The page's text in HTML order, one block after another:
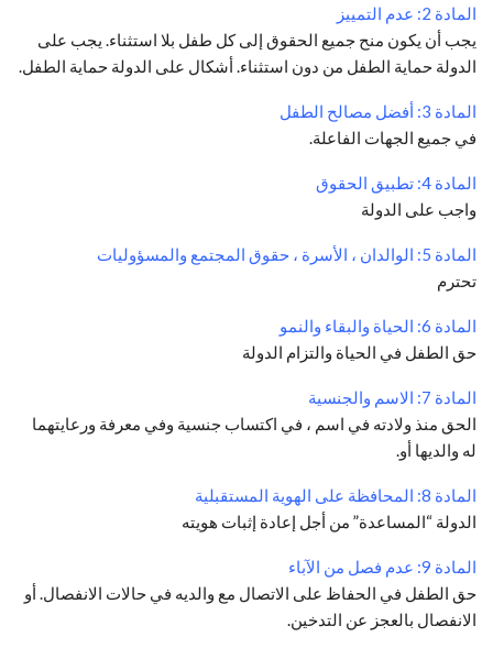
المادة 2: عدم التمييز
يجب أن يكون منح جميع الحقوق إلى كل طفل بلا استثناء. يجب على
الدولة حماية الطفل من دون استثناء.أشكال على الدولة حماية الطفل.
المادة 3: أفضل مصالح الطفل
في جميع الجهات الفاعلة.
المادة 4: تطبيق الحقوق
واجب على الدولة
المادة 5: الوالدان ، الأسرة ، حقوق المجتمع والمسؤوليات
تحترم
المادة 6: الحياة والبقاء والنمو
حق الطفل في الحياة والتزام الدولة
المادة 7: الاسم والجنسية
الحق منذ ولادته في اسم ، في اكتساب جنسية وفي معرفة ورعايتهما
له والديها أو.
المادة 8: المحافظة على الهوية المستقبلية
الدولة “المساعدة” من أجل إعادة إثبات هويته
المادة 9: عدم فصل من الآباء
حق الطفل في الحفاظ على الاتصال مع والديه في حالات الانفصال.أو
الانفصال بالعجز عن التدخين.